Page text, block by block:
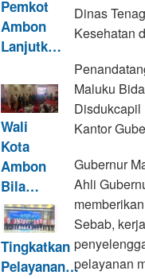
Pemkot
Ambon
Lanjutk…
Wali
Kota
Ambon
Bila…
Tingkatkan
Pelayanan…
Dinas
Kesehatan
Maluku
Disdukcapil
Kantor
Gubernur
Ahli
Sebab,
pelayanan